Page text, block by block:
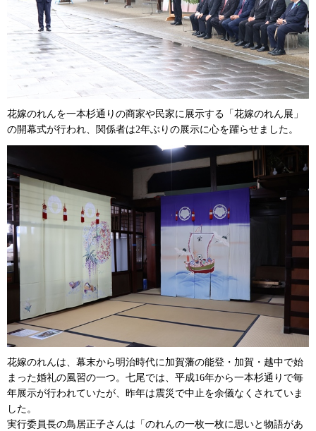
花嫁のれんを一本杉通りの商家や民家に展示する「花嫁のれん展」
の開幕式が行われ、関係者は2年ぶりの展示に心を躍らせました。
花嫁のれんは、幕末から明治時代に加賀藩の能登・加賀・越中で始
まった婚礼の風習の一つ。七尾では、平成16年から一本杉通りで毎
年展示が行われていたが、昨年は震災で中止を余儀なくされていま
した。
実行委員長の鳥居正子さんは「のれんの一枚一枚に思いと物語があ